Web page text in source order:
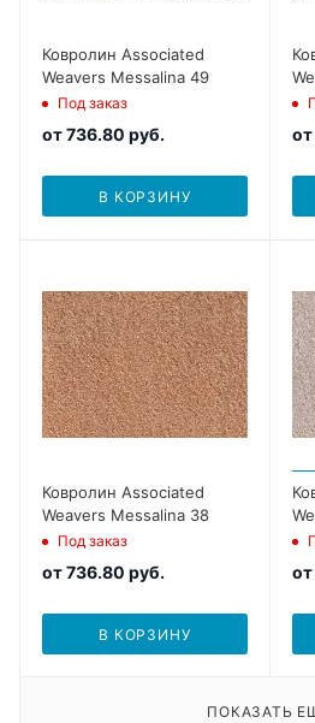
Ковролин Associated
Weavers Messalina 49
Под заказ
от736.80 руб.
В КОРЗИНУ
от
Ковролин Associated
Weavers Messalina 38
Под заказ
от736.80 руб.
В КОРЗИНУ
от
ПОКАЗАТЬ